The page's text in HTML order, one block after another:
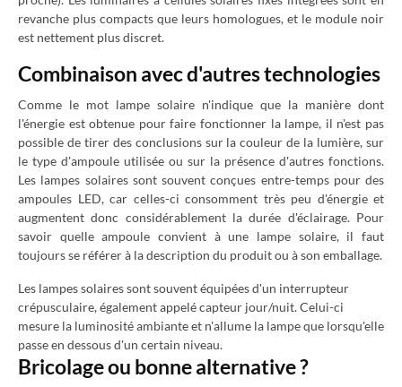
revanche plus compacts que leurs homologues, et le module noir
est nettement plus discret.
Combinaison avec d'autres technologies
Comme le mot lampe solaire n'indique que la manière dont
l'énergie est obtenue pour faire fonctionner la lampe, il n'est pas
possible de tirer des conclusions sur la couleur de la lumière, sur
le type d'ampoule utilisée ou sur la présence d'autres fonctions.
Les lampes solaires sont souvent conçues entre-temps pour des
ampoules LED, car celles-ci consomment très peu d'énergie et
augmentent donc considérablement la durée d'éclairage. Pour
savoir quelle ampoule convient à une lampe solaire, il faut
toujours se référer à la description du produit ou à son emballage.
Les lampes solaires sont souvent équipées d'un interrupteur
crépusculaire, également appelé capteur jour/nuit. Celui-ci
mesure la luminosité ambiante et n'allume la lampe que lorsqu'elle
passe en dessous d'un certain niveau.
Bricolage ou bonne alternative ?